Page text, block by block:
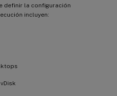
definir la configuración
incluyen: